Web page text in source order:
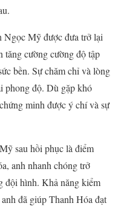
Ngọc Mỹ được đưa trở lại
tăng cường cường độ tập
bền. Sự chăm chỉ và lòng
phong độ. Dù gặp khó
minh được ý chí và sự
sau hồi phục là điểm
anh nhanh chóng trở
đội hình. Khả năng kiểm
đã giúp Thanh Hóa đạt